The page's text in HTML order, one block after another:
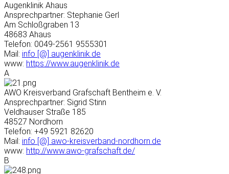
Augenklinik Ahaus
Ansprechpartner: Stephanie Gerl
Am Schloßgraben 13
48683 Ahaus
Telefon: 0049-2561 9555301
Mail: info [@] augenklinik.de
www: https://www.augenklinik.de
A
AWO Kreisverband Grafschaft Bentheim e. V.
Ansprechpartner: Sigrid Stinn
Veldhauser Straße 185
48527 Nordhorn
Telefon: +49 5921 82620
Mail: info [@] awo-kreisverband-nordhorn.de
www: http://www.awo-grafschaft.de/
B